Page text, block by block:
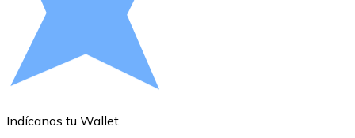
Comprar con Transferencia
Tarjeta de crédito / débito
Utiliza tarjetas Visa y Mastercard para comprar
Tienda - Tarjetas regalo
Indícanos tu Wallet